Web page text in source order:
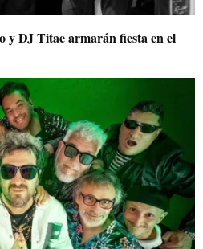
y DJ Titae armarán fiesta en el